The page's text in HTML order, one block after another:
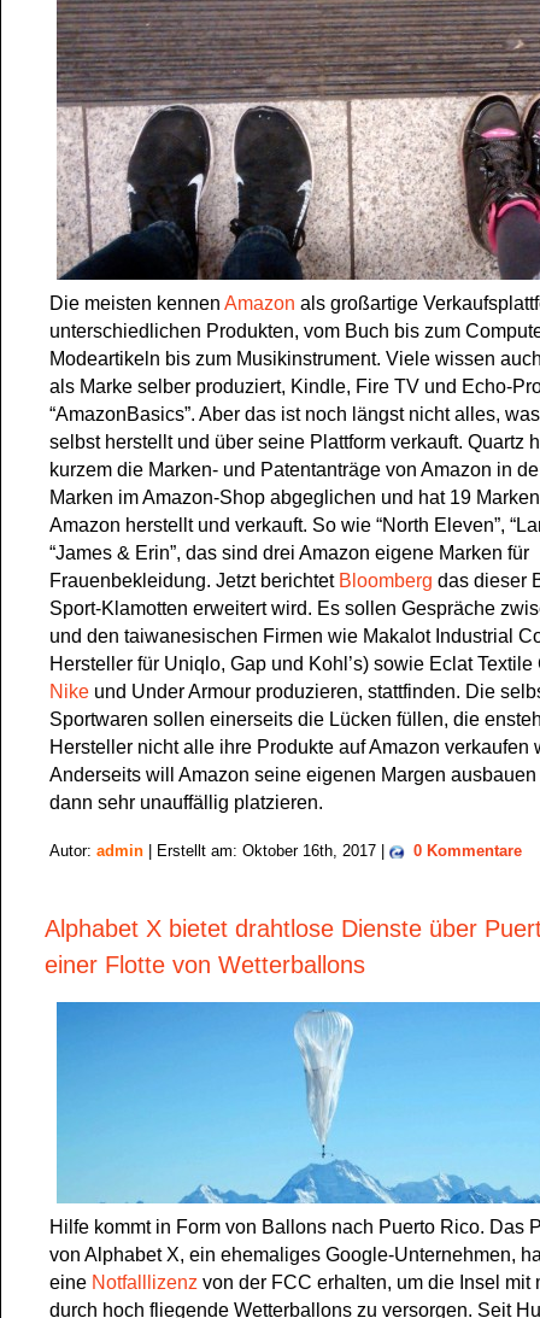
Die meisten kennen Amazon als großartige
unterschiedlichen Produkten, vom Buch bis zum
Modeartikeln bis zum Musikinstrument. Viele wissen
als Marke selber produziert, Kindle, Fire TV und Echo-
“AmazonBasics”. Aber das ist noch längst nicht alles,
selbst herstellt und über seine Plattform verkauft. Quartz
kurzem die Marken- und Patentanträge von Amazon in
Marken im Amazon-Shop abgeglichen und hat 19
Amazon herstellt und verkauft. So wie “North Eleven”,
“James & Erin”, das sind drei Amazon eigene Marken für
Frauenbekleidung. Jetzt berichtet Bloomberg das dieser
Sport-Klamotten erweitert wird. Es sollen Gespräche
und den taiwanesischen Firmen wie Makalot Industrial
Hersteller für Uniqlo, Gap und Kohl’s) sowie Eclat Textile
Nike und Under Armour produzieren, stattfinden. Die
Sportwaren sollen einerseits die Lücken füllen, die
Hersteller nicht alle ihre Produkte auf Amazon verkaufen
Anderseits will Amazon seine eigenen Margen
dann sehr unauffällig platzieren.
Autor: admin | Erstellt am: Oktober 16th, 2017 | 0 Kommentare
Alphabet X bietet drahtlose Dienste über
einer Flotte von Wetterballons
Hilfe kommt in Form von Ballons nach Puerto Rico. Das
von Alphabet X, ein ehemaliges Google-Unternehmen,
eine Notfalllizenz von der FCC erhalten, um die Insel mit
durch hoch fliegende Wetterballons zu versorgen. Seit